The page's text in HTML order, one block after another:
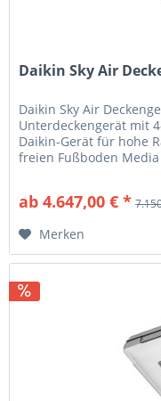
Daikin Sky Air
Daikin Sky Air
Unterdeckengerät mit
Daikin-Gerät für hohe
freien Fußboden
ab 4.647,00 € *
Merken